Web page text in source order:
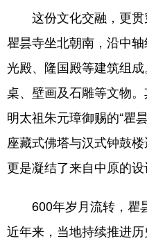
这份文化交融，更贯
瞿昙寺坐北朝南，沿中
光殿、隆国殿等建筑组
桌、壁画及石雕等文物
明太祖朱元璋御赐的“瞿
座藏式佛塔与汉式钟鼓
更是凝结了来自中原的设
600年岁月流转，瞿昙
近年来，当地持续推进